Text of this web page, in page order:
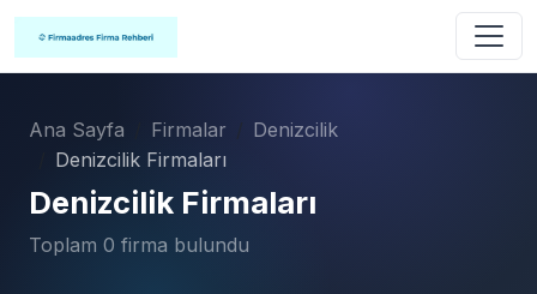
Ana Sayfa Firmalar
Denizcilik
Denizcilik Firmaları
Denizcilik Firmaları
Toplam 0 firma bulundu